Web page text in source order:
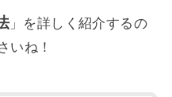
」を詳しく紹介するの
いね！